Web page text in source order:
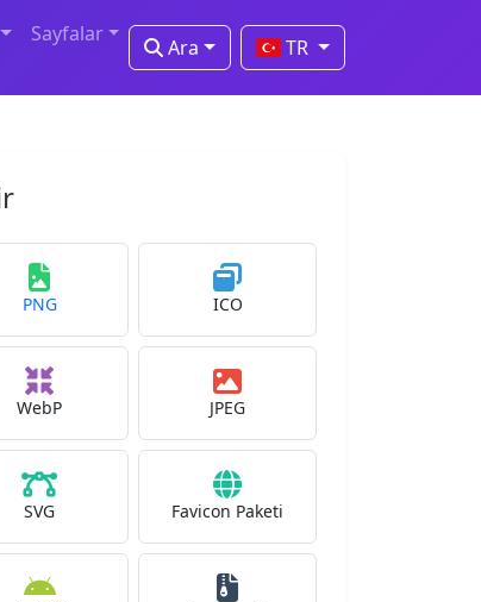
Sayfalar
Ara TR
PNG ICO
WebP JPEG
SVG Favicon Paketi